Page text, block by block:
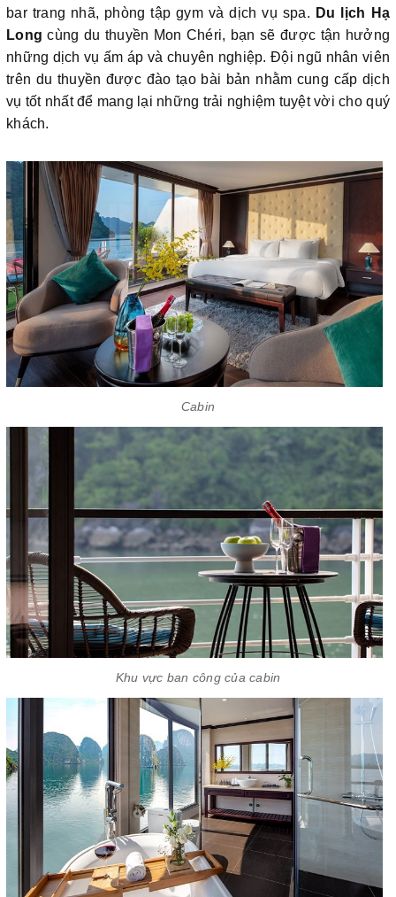
bar trang nhã, phòng tập gym và dịch vụ spa. Du lịch Hạ
Long cùng du thuyền Mon Chéri, bạn sẽ được tận hưởng
những dịch vụ ấm áp và chuyên nghiệp. Đội ngũ nhân viên
trên du thuyền được đào tạo bài bản nhằm cung cấp dịch
vụ tốt nhất để mang lại những trải nghiệm tuyệt vời cho quý
khách.
Cabin
Khu vực ban công của cabin